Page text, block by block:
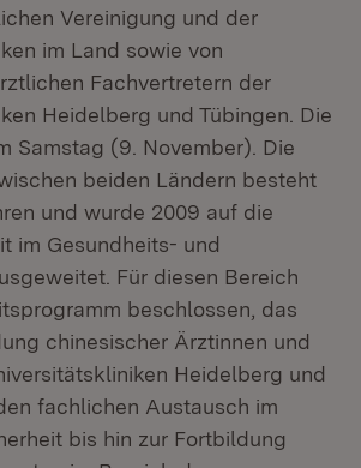
Vereinigung und der
im Land sowie von
Fachvertretern der
Heidelberg und Tübingen. Die
Samstag (9. November). Die
beiden Ländern besteht
und wurde 2009 auf die
im Gesundheits- und
Für diesen Bereich
beschlossen, das
chinesischer Ärztinnen und
Heidelberg und
fachlichen Austausch im
bis hin zur Fortbildung